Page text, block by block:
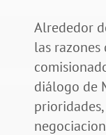
Alrededor
las
diálogo de